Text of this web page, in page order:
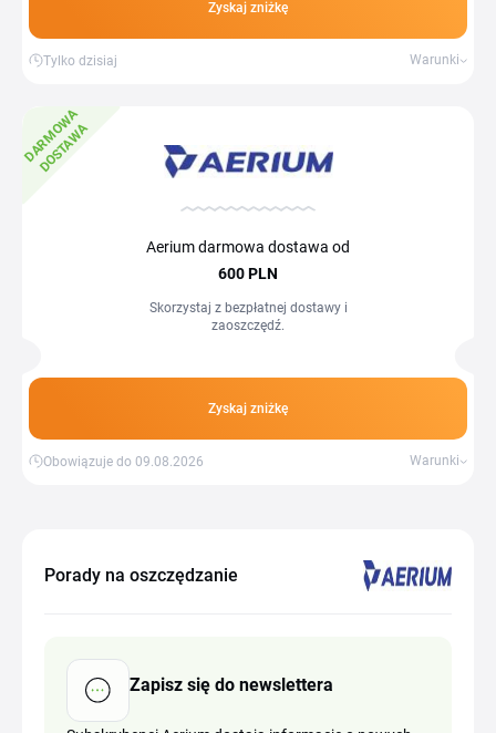
Zyskaj zniżkę
Tylko dzisiaj Warunki
D
A
R
M
O
W
A
D
O
S
T
A
W
A
Aerium darmowa dostawa od
600 PLN
Skorzystaj z bezpłatnej dostawy i
zaoszczędź.
Zyskaj zniżkę
Obowiązuje do 09.08.2026 Warunki
Porady na oszczędzanie
Zapisz się do newslettera